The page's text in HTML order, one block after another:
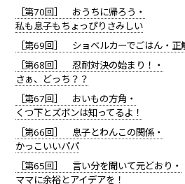
［第70回］ おうちに帰ろう・
私も息子もちょっぴりさみしい
［第69回］ ショベルカーでごはん・正
［第68回］ 忍耐対決の始まり！・
さぁ、どっち？？
［第67回］ おいもの方角・
くつ下とズボンは知ってるよ！
［第66回］ 息子とわんこの関係・
かっこいいパパ
［第65回］ 言い分を聞いて元どおり・
ママに余裕とアイデアを！